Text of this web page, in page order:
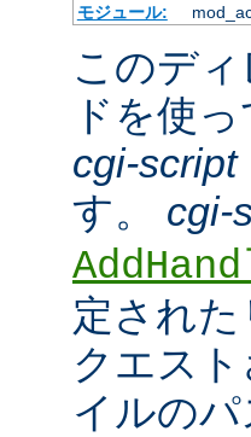
モジュール:
このデ
ドを使
cgi-script
す。 cgi-
定され
クエス
イルの